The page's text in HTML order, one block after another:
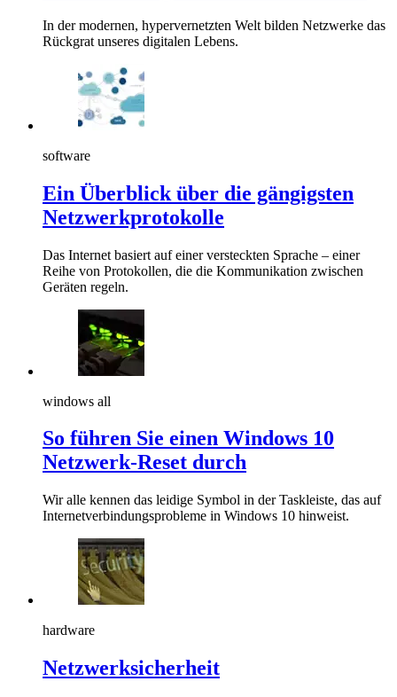
In der modernen, hypervernetzten Welt bilden Netzwerke das
Rückgrat unseres digitalen Lebens.
software
Ein Überblick über die gängigsten
Netzwerkprotokolle
Das Internet basiert auf einer versteckten Sprache – einer
Reihe von Protokollen, die die Kommunikation zwischen
Geräten regeln.
windows all
So führen Sie einen Windows 10
Netzwerk-Reset durch
Wir alle kennen das leidige Symbol in der Taskleiste, das auf
Internetverbindungsprobleme in Windows 10 hinweist.
hardware
Netzwerksicherheit